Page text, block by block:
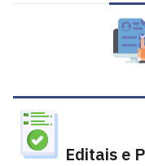
Editais e